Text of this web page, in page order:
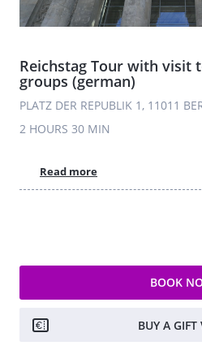
Reichstag Tour with visit
groups (german)
PLATZ DER REPUBLIK 1, 11011
2 HOURS 30 MIN
Read more
BOOK
BUY A GIFT